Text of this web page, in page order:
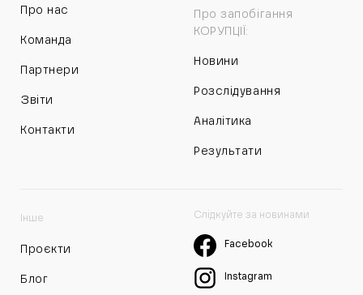
Про нас
Команда
Партнери
Звіти
Контакти
Про запобігання
КОРУПЦІЇ:
Новини
Розслідування
Аналітика
Результати
Інше
Проєкти
Блог
Слідкуйте за новинами
Facebook
Instagram